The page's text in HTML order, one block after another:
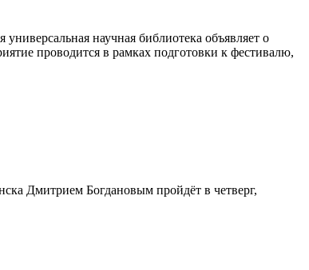
универсальная научная библиотека объявляет о
проводится в рамках подготовки к фестивалю,
Дмитрием Богдановым пройдёт в четверг,